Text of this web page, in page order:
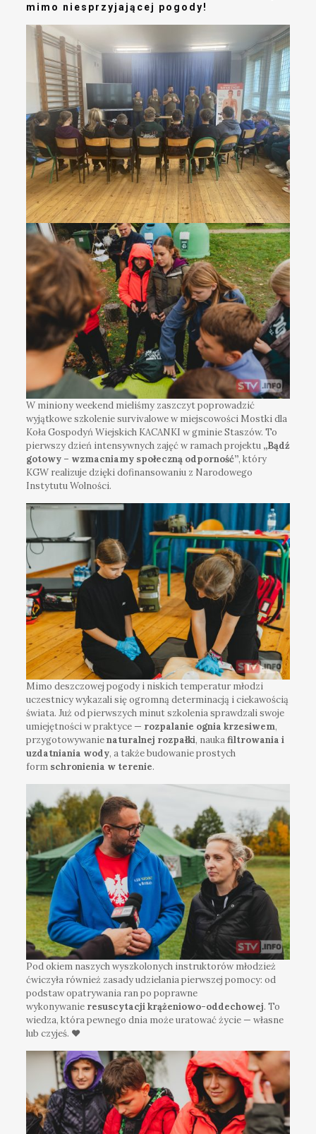
mimo niesprzyjającej pogody!
W miniony weekend mieliśmy zaszczyt poprowadzić
wyjątkowe szkolenie survivalowe w miejscowości Mostki dla
Koła Gospodyń Wiejskich KACANKI w gminie Staszów. To
pierwszy dzień intensywnych zajęć w ramach projektu „Bądź
gotowy – wzmacniamy społeczną odporność”, który
KGW realizuje dzięki dofinansowaniu z Narodowego
Instytutu Wolności.
Mimo deszczowej pogody i niskich temperatur młodzi
uczestnicy wykazali się ogromną determinacją i ciekawością
świata. Już od pierwszych minut szkolenia sprawdzali swoje
umiejętności w praktyce — rozpalanie ognia krzesiwem,
przygotowywanienaturalnej rozpałki, naukafiltrowania i
uzdatniania wody, a także budowanie prostych
form schronienia w terenie.
Pod okiem naszych wyszkolonych instruktorów młodzież
ćwiczyła również zasady udzielania pierwszej pomocy: od
podstaw opatrywania ran po poprawne
wykonywanie resuscytacji krążeniowo-oddechowej. To
wiedza, która pewnego dnia może uratować życie — własne
lub czyjeś. ❤️